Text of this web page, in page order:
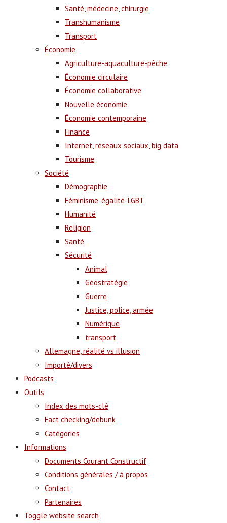
Santé, médecine, chirurgie
Transhumanisme
Transport
Économie
Agriculture-aquaculture-pêche
Économie circulaire
Économie collaborative
Nouvelle économie
Économie contemporaine
Finance
Internet, réseaux sociaux, big data
Tourisme
Société
Démographie
Féminisme-égalité-LGBT
Humanité
Religion
Santé
Sécurité
Animal
Géostratégie
Guerre
Justice, police, armée
Numérique
transport
Allemagne, réalité vs illusion
Importé/divers
Podcasts
Outils
Index des mots-clé
Fact checking/debunk
Catégories
Informations
Documents Courant Constructif
Conditions générales / à propos
Contact
Partenaires
Toggle website search